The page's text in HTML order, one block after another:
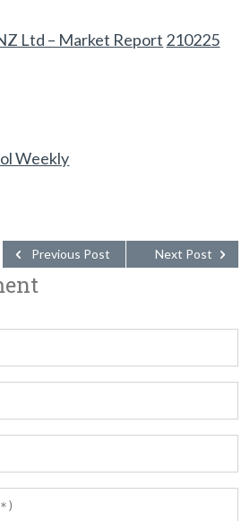
Ltd – Market Report 210225
Weekly
Next Post
Previous Post